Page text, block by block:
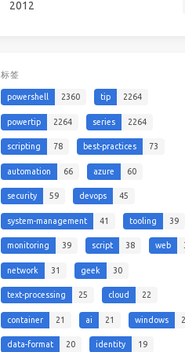
2012
标签
powershell 2360 tip 2264
powertip 2264 series 2264
scripting 78 best-practices 73
automation 66 azure 60
security 59 devops 45
system-management 41 tooling 39
monitoring 39 script 38 web
network 31 geek 30
text-processing 25 cloud 22
container 21 ai 21 windows
data-format 20 identity 19